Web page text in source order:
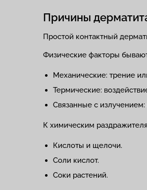
Причины
Простой контактный
Физические факторы
Механические: трение
Термические:
Связанные с
К химическим
Кислоты и щелочи.
Соли кислот.
Соки растений.